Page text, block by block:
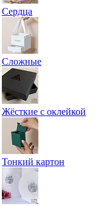
Сердца
Сложные
Жёсткие с оклейкой
Тонкий картон